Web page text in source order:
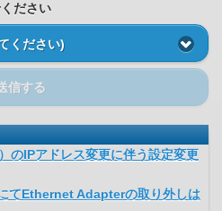
ださい
ください)
信する
IPアドレス変更に伴う設定変更
てEthernet Adapterの取り外しは